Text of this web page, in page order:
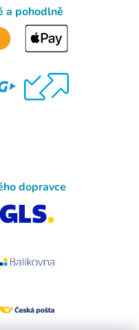
a pohodlně
dopravce